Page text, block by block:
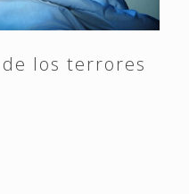
los terrores